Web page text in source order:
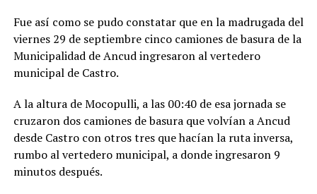
Fue así como se pudo constatar que en la madrugada del
viernes 29 de septiembre cinco camiones de basura de la
Municipalidad de Ancud ingresaron al vertedero
municipal de Castro.
A la altura de Mocopulli, a las 00:40 de esa jornada se
cruzaron dos camiones de basura que volvían a Ancud
desde Castro con otros tres que hacían la ruta inversa,
rumbo al vertedero municipal, a donde ingresaron 9
minutos después.